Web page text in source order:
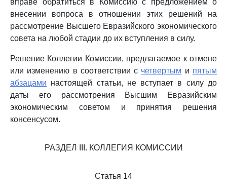
вправе обратиться в Комиссию с предложением о
внесении вопроса в отношении этих решений на
рассмотрение Высшего Евразийского экономического
совета на любой стадии до их вступления в силу.
Решение Коллегии Комиссии, предлагаемое к отмене
или изменению в соответствии с четвертым и пятым
абзацами настоящей статьи, не вступает в силу до
даты его рассмотрения Высшим Евразийским
экономическим советом и принятия решения
консенсусом.
РАЗДЕЛ III. КОЛЛЕГИЯ КОМИССИИ
Статья 14